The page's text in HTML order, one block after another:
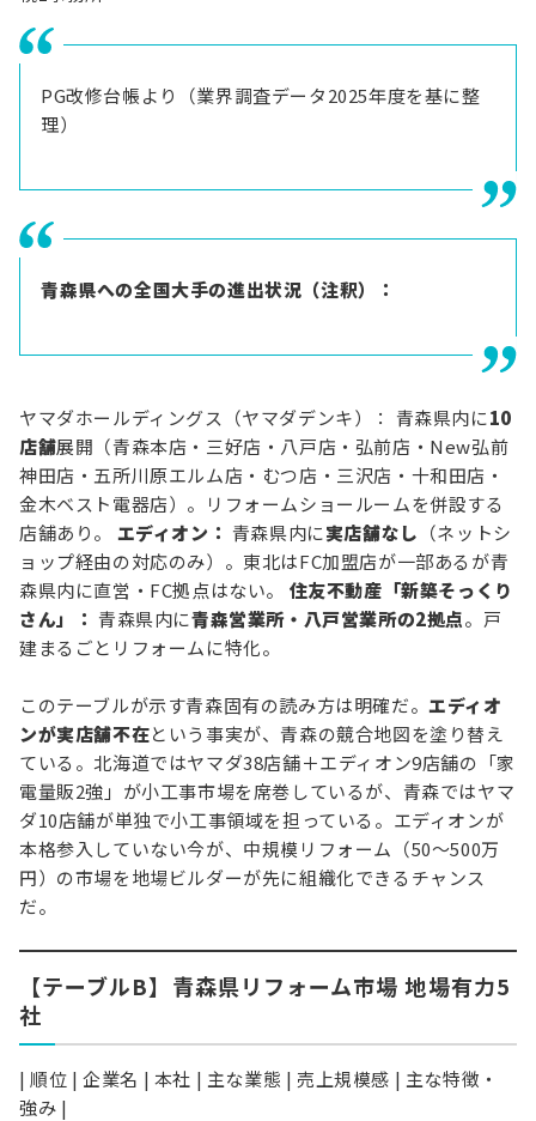
PG改修台帳より（業界調査データ2025年度を基に整
理）
青森県への全国大手の進出状況（注釈）：
ヤマダホールディングス（ヤマダデンキ）： 青森県内に10
店舗展開（青森本店・三好店・八戸店・弘前店・New弘前
神田店・五所川原エルム店・むつ店・三沢店・十和田店・
金木ベスト電器店）。リフォームショールームを併設する
店舗あり。 エディオン： 青森県内に実店舗なし （ネットシ
ョップ経由の対応のみ）。東北はFC加盟店が一部あるが青
森県内に直営・FC拠点はない。 住友不動産「新築そっくり
さん」： 青森県内に青森営業所・八戸営業所の2拠点。戸
建まるごとリフォームに特化。
このテーブルが示す青森固有の読み方は明確だ。エディオ
ンが実店舗不在という事実が、青森の競合地図を塗り替え
ている。北海道ではヤマダ38店舗＋エディオン9店舗の「家
電量販2強」が小工事市場を席巻しているが、青森ではヤマ
ダ10店舗が単独で小工事領域を担っている。エディオンが
本格参入していない今が、中規模リフォーム（50〜500万
円）の市場を地場ビルダーが先に組織化できるチャンス
だ。
【テーブルB】青森県リフォーム市場 地場有力5
社
| 順位 | 企業名 | 本社 | 主な業態 | 売上規模感 | 主な特徴・
強み |